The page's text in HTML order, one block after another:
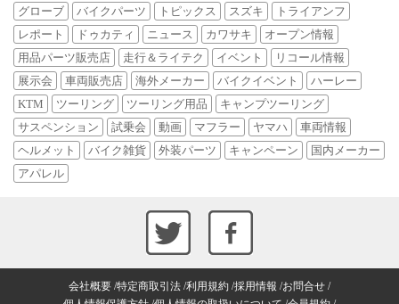
グローブ
バイクパーツ トピックス スズキ
トライアンフ
レポート
ドゥカティ ニュース カワサキ
オープン情報
用品パーツ販売店
走行＆ライテク イベント
リコール情報
展示会
車両販売店 海外メーカー バイクイベント
ハーレー
KTM
ツーリング ツーリング用品
キャンプツーリング
サスペンション
試乗会 動画 マフラー ヤマハ
車両情報
ヘルメット
バイク雑貨 外装パーツ キャンペーン
国内メーカー
アパレル
会社概要 特定商取引法 利用規約 採用情報 お問合せ